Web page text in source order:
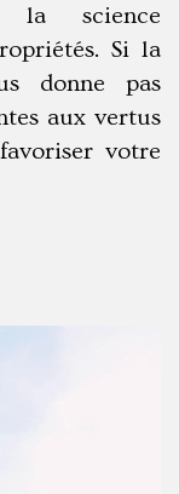
la science
Si la
donne pas
aux vertus
votre